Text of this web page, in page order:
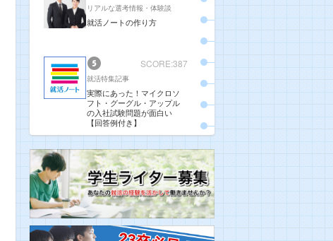
リアルな選考情報・体験談
就活ノートの作り方
SCORE:387
就活特集記事
実際にあった！マイクロソ
フト・グーグル・アップル
の入社試験問題が面白い
【回答例付き】